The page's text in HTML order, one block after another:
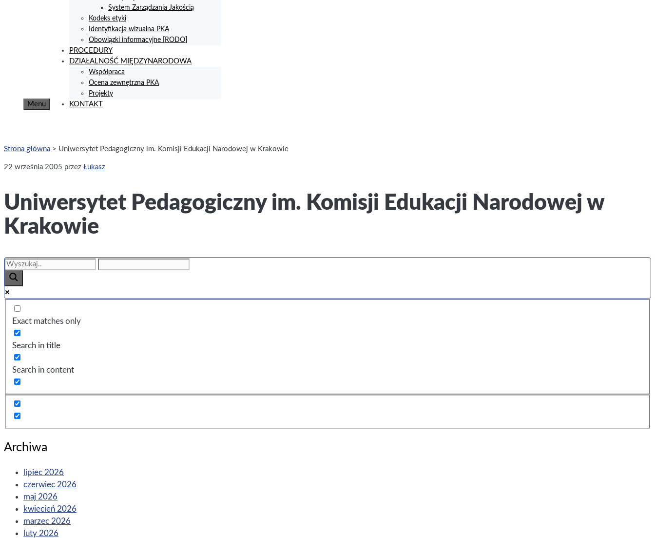
Menu
System Zarządzania Jakością
Kodeks etyki
Identyfikacja wizualna PKA
Obowiązki informacyjne [RODO]
PROCEDURY
DZIAŁALNOŚĆ MIĘDZYNARODOWA
Współpraca
Ocena zewnętrzna PKA
Projekty
KONTAKT
Strona główna > Uniwersytet Pedagogiczny im. Komisji Edukacji Narodowej w Krakowie
22 września 2005 przez Łukasz
Uniwersytet Pedagogiczny im. Komisji Edukacji Narodowej w
Krakowie
Exact matches only
Search in title
Search in content
Archiwa
lipiec 2026
czerwiec 2026
maj 2026
kwiecień 2026
marzec 2026
luty 2026